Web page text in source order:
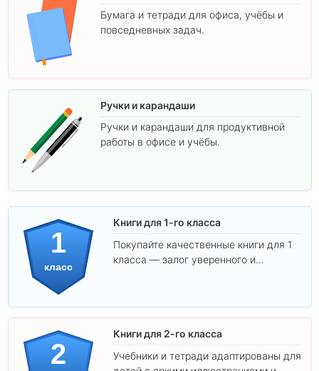
Бумага и тетради для офиса, учёбы и
повседневных задач.
Ручки и карандаши
Ручки и карандаши для продуктивной
работы в офисе и учёбы.
1
класс
Книги для 1-го класса
Покупайте качественные книги для 1
класса — залог уверенного и
2
Книги для 2-го класса
Учебники и тетради адаптированы для